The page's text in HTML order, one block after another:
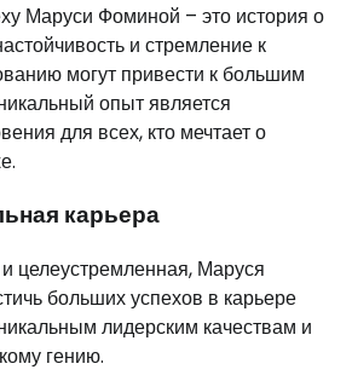
Маруси Фоминой – это история о
и стремление к
могут привести к большим
опыт является
для всех, кто мечтает о
карьера
целеустремленная, Маруся
больших успехов в карьере
лидерским качествам и
гению.